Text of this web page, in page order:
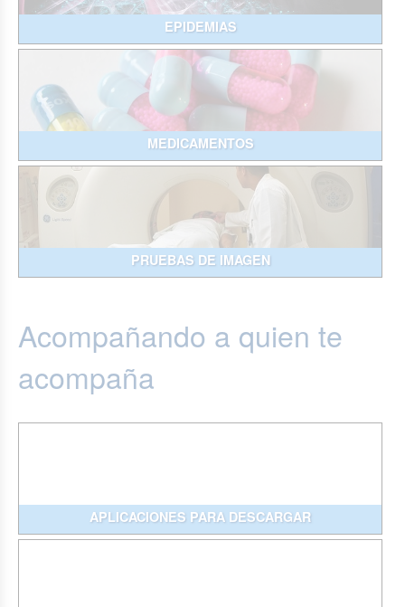
EPIDEMIAS
MEDICAMENTOS
PRUEBAS DE IMAGEN
Acompañando a quien te
acompaña
APLICACIONES PARA DESCARGAR